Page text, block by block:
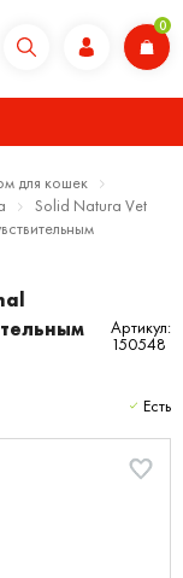
0
для кошек
Solid Natura Vet
Артикул:
150548
Есть